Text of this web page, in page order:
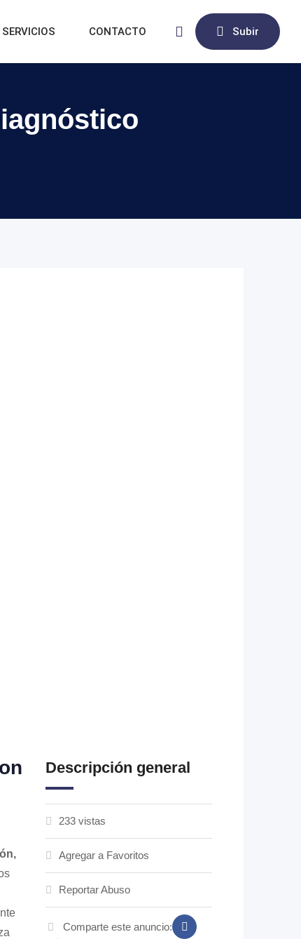
Subir
CONTACTO
Descripción general
233 vistas
Agregar a Favoritos
Reportar Abuso
Comparte este anuncio: